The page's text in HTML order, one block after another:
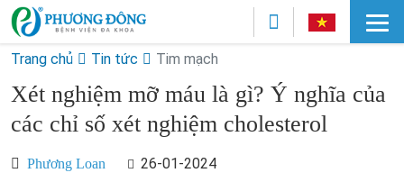
Trang chủ Tin tức Tim mạch
Xét nghiệm mỡ máu là gì? Ý nghĩa của
các chỉ số xét nghiệm cholesterol
Phương Loan 26-01-2024